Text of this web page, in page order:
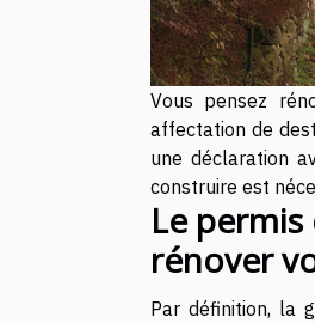
Vous pensez
affectation de
une déclaration
construire est
Le
rénover
Par définition, la